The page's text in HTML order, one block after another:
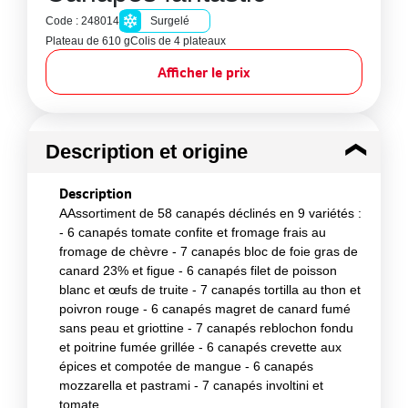
Code : 248014
Surgelé
Plateau de 610 gColis de 4 plateaux
Afficher le prix
Description et origine
Description
AAssortiment de 58 canapés déclinés en 9 variétés :
- 6 canapés tomate confite et fromage frais au
fromage de chèvre - 7 canapés bloc de foie gras de
canard 23% et figue - 6 canapés filet de poisson
blanc et œufs de truite - 7 canapés tortilla au thon et
poivron rouge - 6 canapés magret de canard fumé
sans peau et griottine - 7 canapés reblochon fondu
et poitrine fumée grillée - 6 canapés crevette aux
épices et compotée de mangue - 6 canapés
mozzarella et pastrami - 7 canapés involtini et
tomate